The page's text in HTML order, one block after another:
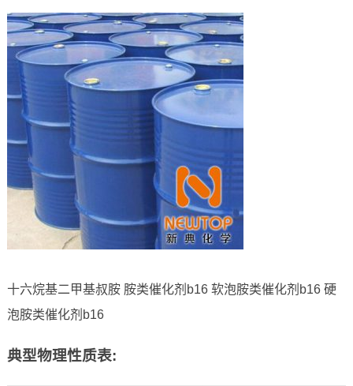
十六烷基二甲基叔胺 胺类催化剂b16 软泡胺类催化剂b16 硬
泡胺类催化剂b16
典型物理性质表: